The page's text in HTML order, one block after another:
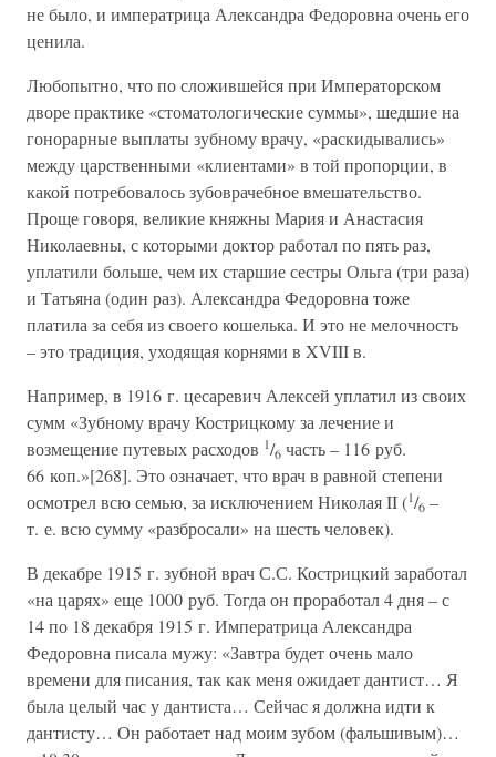
не было, и императрица Александра Федоровна очень его
ценила.
Любопытно, что по сложившейся при Императорском
дворе практике «стоматологические суммы», шедшие на
гонорарные выплаты зубному врачу, «раскидывались»
между царственными «клиентами» в той пропорции, в
какой потребовалось зубоврачебное вмешательство.
Проще говоря, великие княжны Мария и Анастасия
Николаевны, с которыми доктор работал по пять раз,
уплатили больше, чем их старшие сестры Ольга (три раза)
и Татьяна (один раз). Александра Федоровна тоже
платила за себя из своего кошелька. И это не мелочность
– это традиция, уходящая корнями в XVIII в.
Например, в 1916 г. цесаревич Алексей уплатил из своих
сумм «Зубному врачу Кострицкому за лечение и
возмещение путевых расходов 1/6 часть – 116 руб.
66 коп.»[268]. Это означает, что врач в равной степени
осмотрел всю семью, за исключением Николая II (1/6 –
т. е. всю сумму «разбросали» на шесть человек).
В декабре 1915 г. зубной врач С.С. Кострицкий заработал
«на царях» еще 1000 руб. Тогда он проработал 4 дня – с
14 по 18 декабря 1915 г. Императрица Александра
Федоровна писала мужу: «Завтра будет очень мало
времени для писания, так как меня ожидает дантист… Я
была целый час у дантиста… Сейчас я должна идти к
дантисту… Он работает над моим зубом (фальшивым)…